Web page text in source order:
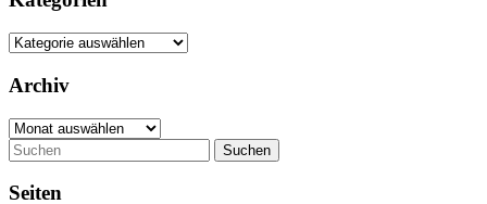
Kategorien
Archiv
Archiv
Suchen
Seiten